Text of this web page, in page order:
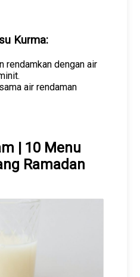
Kurma:
rendamkan dengan air
air rendaman
| 10 Menu
Ramadan